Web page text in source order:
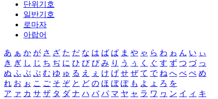
단위기호
일반기호
로마자
아랍어
あ ぁ か が さ ざ た だ な は ば ぱ ま や ゃ ら わ ゎ ん い ぃ
き ぎ し じ ち ぢ に ひ び ぴ み り う ぅ く ぐ す ず つ づ っ
ぬ ふ ぶ ぷ む ゆ ゅ る え ぇ け げ せ ぜ て で ね へ べ ぺ め
れ お ぉ こ ご そ ぞ と ど の ほ ぼ ぽ も よ ょ ろ を
ア ァ カ サ ザ タ ダ ナ ハ バ パ マ ヤ ャ ラ ワ ヮ ン イ ィ キ